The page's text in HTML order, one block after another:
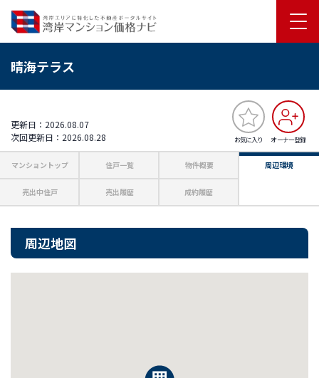
晴海テラス
お気に入り オーナー登録
更新日：2026.08.07
次回更新日：2026.08.28
マンショントップ 住戸一覧 物件概要 周辺環境
売出中住戸 売出履歴 成約履歴
周辺地図